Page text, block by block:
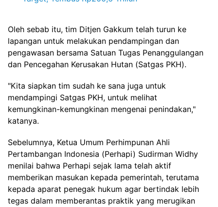
Oleh sebab itu, tim Ditjen Gakkum telah turun ke
lapangan untuk melakukan pendampingan dan
pengawasan bersama Satuan Tugas Penanggulangan
dan Pencegahan Kerusakan Hutan (Satgas PKH).
"Kita siapkan tim sudah ke sana juga untuk
mendampingi Satgas PKH, untuk melihat
kemungkinan-kemungkinan mengenai penindakan,"
katanya.
Sebelumnya, Ketua Umum Perhimpunan Ahli
Pertambangan Indonesia (Perhapi) Sudirman Widhy
menilai bahwa Perhapi sejak lama telah aktif
memberikan masukan kepada pemerintah, terutama
kepada aparat penegak hukum agar bertindak lebih
tegas dalam memberantas praktik yang merugikan